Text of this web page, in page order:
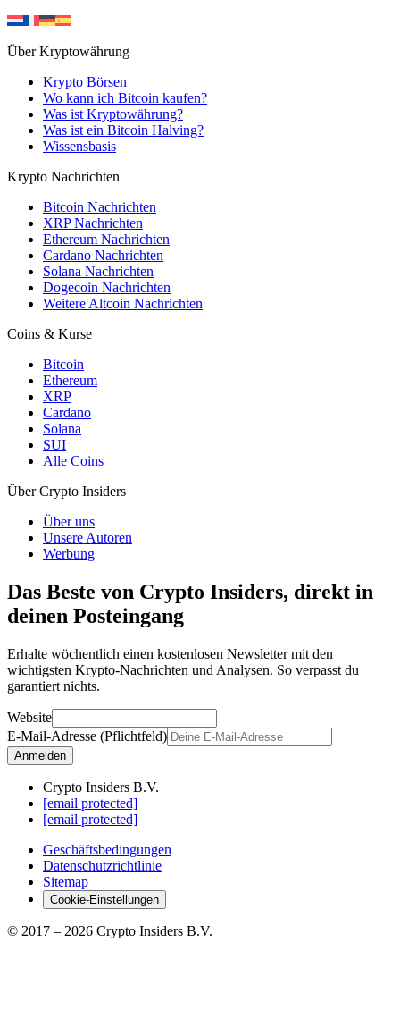
Über Kryptowährung
Krypto Börsen
Wo kann ich Bitcoin kaufen?
Was ist Kryptowährung?
Was ist ein Bitcoin Halving?
Wissensbasis
Krypto Nachrichten
Bitcoin Nachrichten
XRP Nachrichten
Ethereum Nachrichten
Cardano Nachrichten
Solana Nachrichten
Dogecoin Nachrichten
Weitere Altcoin Nachrichten
Coins & Kurse
Bitcoin
Ethereum
XRP
Cardano
Solana
SUI
Alle Coins
Über Crypto Insiders
Über uns
Unsere Autoren
Werbung
Das Beste von Crypto Insiders, direkt in
deinen Posteingang
Erhalte wöchentlich einen kostenlosen Newsletter mit den
wichtigsten Krypto-Nachrichten und Analysen. So verpasst du
garantiert nichts.
Website
E-Mail-Adresse (Pflichtfeld)
Anmelden
Crypto Insiders B.V.
[email protected]
[email protected]
Geschäftsbedingungen
Datenschutzrichtlinie
Sitemap
Cookie-Einstellungen
© 2017 – 2026 Crypto Insiders B.V.